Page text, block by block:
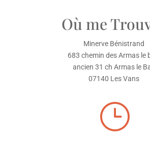
Où me
Minerve Bénistrand
683 chemin des Armas le
ancien 31 ch Armas le
07140 Les Vans
}